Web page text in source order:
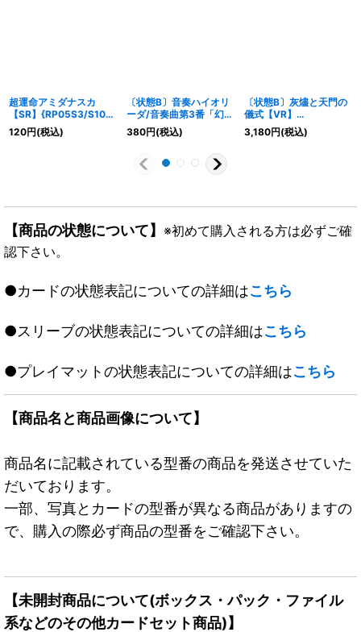
超運命アミダナスカ
【SR】{RP05S3/S10}
《光》
120円(税込)
〔状態B〕音奏ハイオリ
ーダ/音奏曲第3番「幻
惑」【VR】
{EX0521/87}《多》
380円(税込)
〔状態B〕灰燼と天門の
儀式【VR】
{22RP2SP5/SP5}
《多》
3,180円(税込)
【商品の状態について】 ※初めて購入される方は必ずご確
認下さい。
●カードの状態表記についての詳細はこちら
●スリーブの状態表記についての詳細はこちら
●プレイマットの状態表記についての詳細はこちら
【商品名と商品画像について】
商品名に記載されている型番の商品を発送させていた
だいております。
一部、写真とカードの型番が異なる商品がありますの
で、購入の際必ず商品の型番をご確認下さい。
【未開封商品について(ボックス・パック・ファイル
系などのその他カードセット商品)】